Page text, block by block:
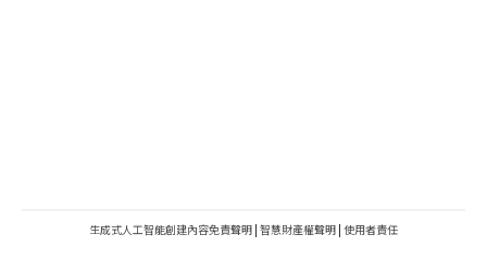
生成式人工智能創建內容免責聲明 | 智慧財產權聲明 | 使用者責任